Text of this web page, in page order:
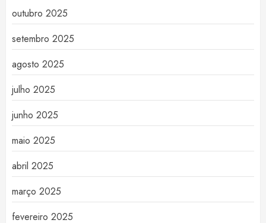
outubro 2025
setembro 2025
agosto 2025
julho 2025
junho 2025
maio 2025
abril 2025
março 2025
fevereiro 2025